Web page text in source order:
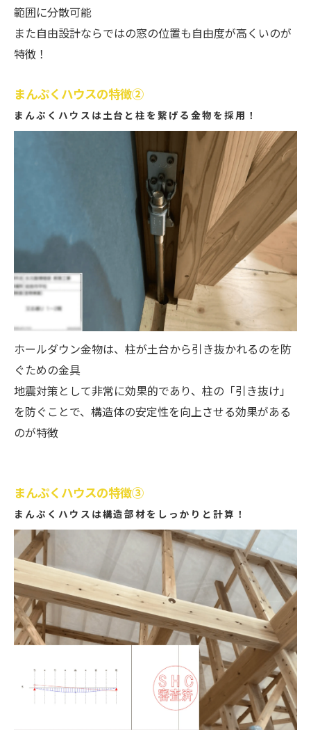
範囲に分散可能
また自由設計ならではの窓の位置も自由度が高くいのが
特徴！
まんぷくハウスの特徴②
まんぷくハウスは土台と柱を繋げる金物を採用！
ホールダウン金物は、柱が土台から引き抜かれるのを防
ぐための金具
地震対策として非常に効果的であり、柱の「引き抜け」
を防ぐことで、構造体の安定性を向上させる効果がある
のが特徴
まんぷくハウスの特徴③
まんぷくハウスは構造部材をしっかりと計算！